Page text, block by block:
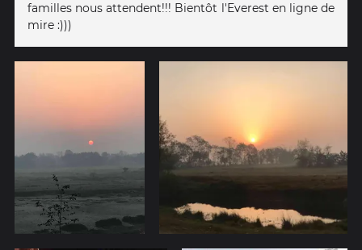
familles nous attendent!!! Bientôt l'Everest en ligne de
mire :)))